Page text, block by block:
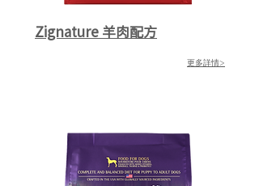
Zignature 羊肉配方
更多詳情>